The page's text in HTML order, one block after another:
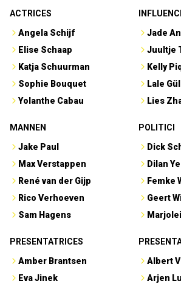
ACTRICES
Angela Schijf
Elise Schaap
Katja Schuurman
Sophie Bouquet
Yolanthe Cabau
Jade
Juultje
Kelly
Lale Gül
Lies
MANNEN
Jake Paul
Max Verstappen
René van der Gijp
Rico Verhoeven
Sam Hagens
POLITICI
Dick
Dilan
Femke
Geert
PRESENTATRICES
Amber Brantsen
Eva Jinek
Albert
Arjen